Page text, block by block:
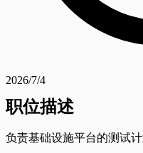
2026/7/4
职位描述
负责基础设施平台的测试